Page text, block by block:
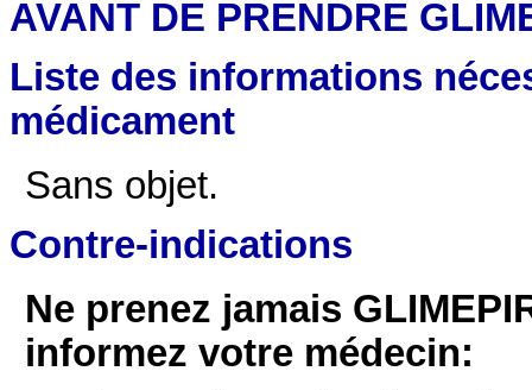
AVANT DE PRENDRE
Liste des informations
médicament
Sans objet.
Contre-indications
Ne prenez jamais
informez votre médecin: